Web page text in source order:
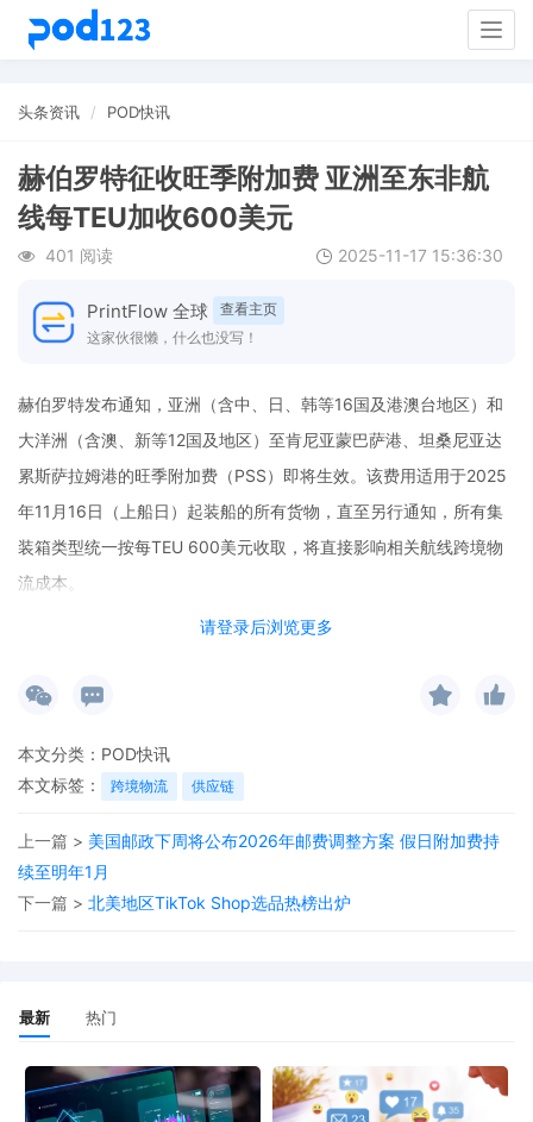
头条资讯 POD快讯
赫伯罗特征收旺季附加费 亚洲至东非航
线每TEU加收600美元
401 阅读 2025-11-17 15:36:30
PrintFlow 全球
查看主页
这家伙很懒，什么也没写！
请登录后浏览更多
赫伯罗特发布通知，亚洲（含中、日、韩等16国及港澳台地区）和
大洋洲（含澳、新等12国及地区）至肯尼亚蒙巴萨港、坦桑尼亚达
累斯萨拉姆港的旺季附加费（PSS）即将生效。该费用适用于2025
年11月16日（上船日）起装船的所有货物，直至另行通知，所有集
装箱类型统一按每TEU 600美元收取，将直接影响相关航线跨境物
流成本。
本文分类： POD快讯
本文标签：
跨境物流 供应链
上一篇 > 美国邮政下周将公布2026年邮费调整方案 假日附加费持
续至明年1月
下一篇 > 北美地区TikTok Shop选品热榜出炉
最新 热门